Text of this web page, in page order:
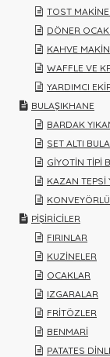
TOST
DÖNER
KAHVE
WAFFLE VE
YARDIMCI
BULAŞIKHANE
BARDAK
SET ALTI
GİYOTİN TİPİ
KAZAN TEPSİ
PİŞİRİCİLER
FIRINLAR
KUZİNELER
OCAKLAR
IZGARALAR
FRİTÖZLER
BENMARİ
PATATES